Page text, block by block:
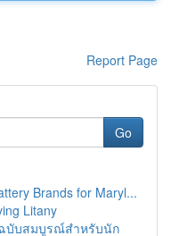
Report Page
Go
Brands for Maryl...
Litany
บับสมบูรณ์สำหรับนัก